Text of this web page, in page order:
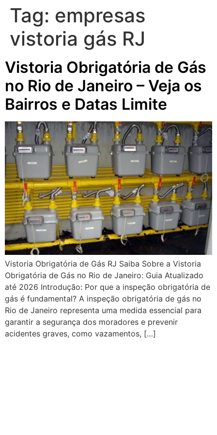
Tag: empresas
vistoria gás RJ
Vistoria Obrigatória de Gás
no Rio de Janeiro – Veja os
Bairros e Datas Limite
Vistoria Obrigatória de Gás RJ Saiba Sobre a Vistoria
Obrigatória de Gás no Rio de Janeiro: Guia Atualizado
até 2026 Introdução: Por que a inspeção obrigatória de
gás é fundamental? A inspeção obrigatória de gás no
Rio de Janeiro representa uma medida essencial para
garantir a segurança dos moradores e prevenir
acidentes graves, como vazamentos, […]